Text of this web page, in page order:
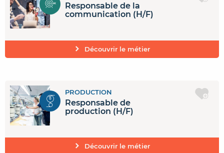
Responsable de la
communication (H/F)
Découvrir le métier
PRODUCTION
Responsable de
production (H/F)
Découvrir le métier